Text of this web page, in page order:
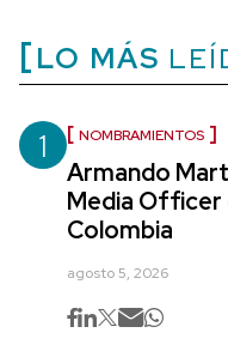
LO MÁS
1 NOMBRAMIENTOS
Armando
Media Officer
Colombia
agosto 5, 2026